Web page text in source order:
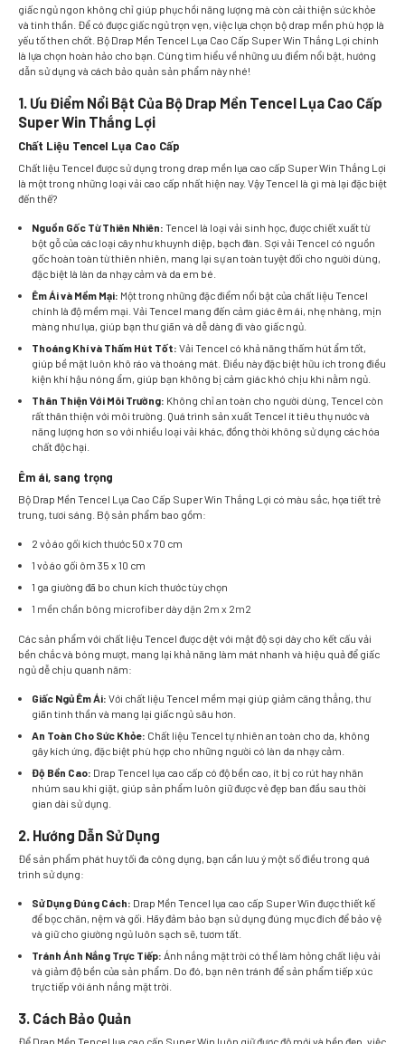
giấc ngủ ngon không chỉ giúp phục hồi năng lượng mà còn cải thiện sức khỏe
và tinh thần. Để có được giấc ngủ trọn vẹn, việc lựa chọn bộ drap mền phù hợp là
yếu tố then chốt. Bộ Drap Mền Tencel Lụa Cao Cấp Super Win Thắng Lợi chính
là lựa chọn hoàn hảo cho bạn. Cùng tìm hiểu về những ưu điểm nổi bật, hướng
dẫn sử dụng và cách bảo quản sản phẩm này nhé!
1. Ưu Điểm Nổi Bật Của Bộ Drap Mền Tencel Lụa Cao Cấp
Super Win Thắng Lợi
Chất Liệu Tencel Lụa Cao Cấp
Chất liệu Tencel được sử dụng trong drap mền lụa cao cấp Super Win Thắng Lợi
là một trong những loại vải cao cấp nhất hiện nay. Vậy Tencel là gì mà lại đặc biệt
đến thế?
Nguồn Gốc Từ Thiên Nhiên: Tencel là loại vải sinh học, được chiết xuất từ
bột gỗ của các loại cây như khuynh diệp, bạch đàn. Sợi vải Tencel có nguồn
gốc hoàn toàn từ thiên nhiên, mang lại sự an toàn tuyệt đối cho người dùng,
đặc biệt là làn da nhạy cảm và da em bé.
Êm Ái và Mềm Mại: Một trong những đặc điểm nổi bật của chất liệu Tencel
chính là độ mềm mại. Vải Tencel mang đến cảm giác êm ái, nhẹ nhàng, mịn
màng như lụa, giúp bạn thư giãn và dễ dàng đi vào giấc ngủ.
Thoáng Khí và Thấm Hút Tốt: Vải Tencel có khả năng thấm hút ẩm tốt,
giúp bề mặt luôn khô ráo và thoáng mát. Điều này đặc biệt hữu ích trong điều
kiện khí hậu nóng ẩm, giúp bạn không bị cảm giác khó chịu khi nằm ngủ.
Thân Thiện Với Môi Trường: Không chỉ an toàn cho người dùng, Tencel còn
rất thân thiện với môi trường. Quá trình sản xuất Tencel ít tiêu thụ nước và
năng lượng hơn so với nhiều loại vải khác, đồng thời không sử dụng các hóa
chất độc hại.
Êm ái, sang trọng
Bộ Drap Mền Tencel Lụa Cao Cấp Super Win Thắng Lợi có màu sắc, họa tiết trẻ
trung, tươi sáng. Bộ sản phẩm bao gồm:
2 vỏ áo gối kích thước 50 x 70 cm
1 vỏ áo gối ôm 35 x 10 cm
1 ga giường đã bo chun kích thước tùy chọn
1 mền chần bông microfiber dày dặn 2m x 2m2
Các sản phẩm với chất liệu Tencel được dệt với mật độ sợi dày cho kết cấu vải
bền chắc và bóng mượt, mang lại khả năng làm mát nhanh và hiệu quả để giấc
ngủ dễ chịu quanh năm:
Giấc Ngủ Êm Ái: Với chất liệu Tencel mềm mại giúp giảm căng thẳng, thư
giãn tinh thần và mang lại giấc ngủ sâu hơn.
An Toàn Cho Sức Khỏe: Chất liệu Tencel tự nhiên an toàn cho da, không
gây kích ứng, đặc biệt phù hợp cho những người có làn da nhạy cảm.
Độ Bền Cao: Drap Tencel lụa cao cấp có độ bền cao, ít bị co rút hay nhăn
nhúm sau khi giặt, giúp sản phẩm luôn giữ được vẻ đẹp ban đầu sau thời
gian dài sử dụng.
2. Hướng Dẫn Sử Dụng
Để sản phẩm phát huy tối đa công dụng, bạn cần lưu ý một số điều trong quá
trình sử dụng:
Sử Dụng Đúng Cách: Drap Mền Tencel lụa cao cấp Super Win được thiết kế
để bọc chăn, nệm và gối. Hãy đảm bảo bạn sử dụng đúng mục đích để bảo vệ
và giữ cho giường ngủ luôn sạch sẽ, tươm tất.
Tránh Ánh Nắng Trực Tiếp: Ánh nắng mặt trời có thể làm hỏng chất liệu vải
và giảm độ bền của sản phẩm. Do đó, bạn nên tránh để sản phẩm tiếp xúc
trực tiếp với ánh nắng mặt trời.
3. Cách Bảo Quản
Để Drap Mền Tencel lụa cao cấp Super Win luôn giữ được độ mới và bền đẹp, việc